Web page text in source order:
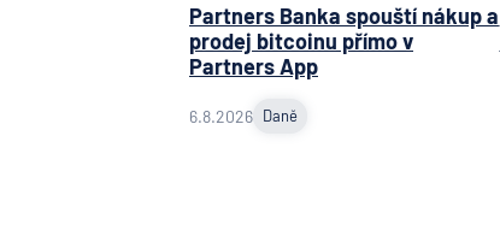
Partners Banka spouští nákup a
prodej bitcoinu přímo v
Partners App
6.8.2026 Daně